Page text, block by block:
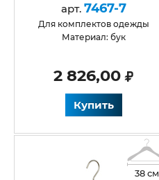
арт. 7467-7
Для комплектов одежды
Материал: бук
2 826,00
Купить
38 см